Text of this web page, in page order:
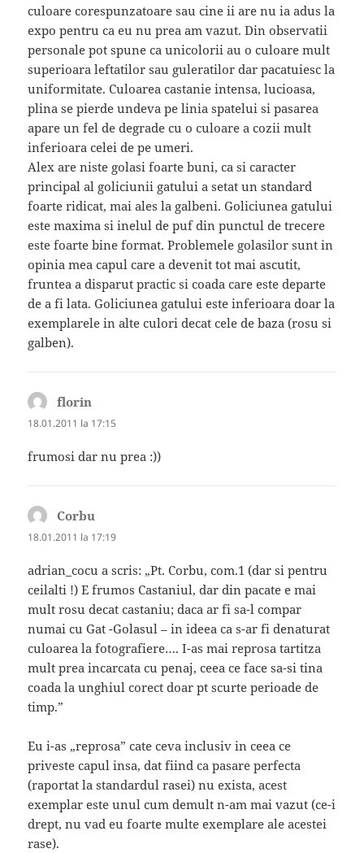
culoare corespunzatoare sau cine ii are nu ia adus la
expo pentru ca eu nu prea am vazut. Din observatii
personale pot spune ca unicolorii au o culoare mult
superioara leftatilor sau guleratilor dar pacatuiesc la
uniformitate. Culoarea castanie intensa, lucioasa,
plina se pierde undeva pe linia spatelui si pasarea
apare un fel de degrade cu o culoare a cozii mult
inferioara celei de pe umeri.
Alex are niste golasi foarte buni, ca si caracter
principal al goliciunii gatului a setat un standard
foarte ridicat, mai ales la galbeni. Goliciunea gatului
este maxima si inelul de puf din punctul de trecere
este foarte bine format. Problemele golasilor sunt in
opinia mea capul care a devenit tot mai ascutit,
fruntea a disparut practic si coada care este departe
de a fi lata. Goliciunea gatului este inferioara doar la
exemplarele in alte culori decat cele de baza (rosu si
galben).
florin
18.01.2011 la 17:15
frumosi dar nu prea :))
Corbu
18.01.2011 la 17:19
adrian_cocu a scris: „Pt. Corbu, com.1 (dar si pentru
ceilalti !) E frumos Castaniul, dar din pacate e mai
mult rosu decat castaniu; daca ar fi sa-l compar
numai cu Gat -Golasul – in ideea ca s-ar fi denaturat
culoarea la fotografiere…. I-as mai reprosa tartitza
mult prea incarcata cu penaj, ceea ce face sa-si tina
coada la unghiul corect doar pt scurte perioade de
timp.”
Eu i-as „reprosa” cate ceva inclusiv in ceea ce
priveste capul insa, dat fiind ca pasare perfecta
(raportat la standardul rasei) nu exista, acest
exemplar este unul cum demult n-am mai vazut (ce-i
drept, nu vad eu foarte multe exemplare ale acestei
rase).